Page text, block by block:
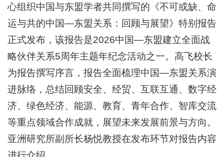
心组织中国与东盟学者共同撰写的《不可或缺、命
运与共的中国—东盟关系：回顾与展望》特别报告
正式发布，该报告是2026中国—东盟建立全面战
略伙伴关系5周年主题年纪念活动之一。高飞校长
为报告撰写序言，报告全面梳理中国—东盟关系演
进脉络，总结回顾安全、经贸、互联互通、数字经
济、绿色经济、能源、教育、青年合作、智库交流
等重点领域合作成就，展望未来发展前景与方向。
亚洲研究所副所长杨悦教授在发布环节对报告内容